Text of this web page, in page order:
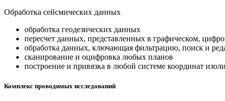
Обработка сейсмических данных
обработка геодезических данных
пересчет данных, представленных в графическом,
обработка данных, ключающая фильтрацию, поиск и
сканирование и оцифровка любых планов
построение и привязка в любой системе координат
Комплекс проводимых исследований